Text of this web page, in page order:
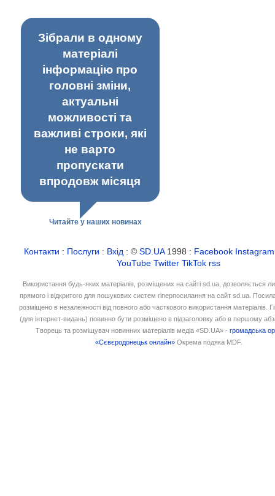
Зібрали в одному
матеріалі
інформацію про
головні зміни,
актуальні
можливості та
важливі строки, які
не варто
пропускати
впродовж місяця
Читайте у наших новинах
Контакти : Послуги : Вхід : ©SD.UA1998 : Facebook Instagram
YouTube Twitter TikTok rss
Використання будь-яких матеріалів, розміщених на сайті sd.ua, дозволяється
прямого і відкритого для пошукових систем гіперпосилання на сайт sd.ua.
розміщено в незалежності від повного або часткового використання матеріалів.
(для інтернет-видань) повинно бути розміщено в підзаголовку або в першому
Творець та розміщувач новинних матеріалів медіа «SD.UA» -громадська
«Сєвєродонецьк онлайн» Окрема подяка MDF.